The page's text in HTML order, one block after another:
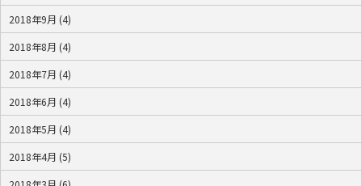
2018年9月 (4)
2018年8月 (4)
2018年7月 (4)
2018年6月 (4)
2018年5月 (4)
2018年4月 (5)